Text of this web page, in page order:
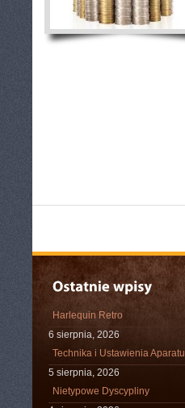
Harlequin Retro
6 sierpnia, 2026
Technika i Ustawienia Aparatu
5 sierpnia, 2026
Nietypowe Dyscypliny